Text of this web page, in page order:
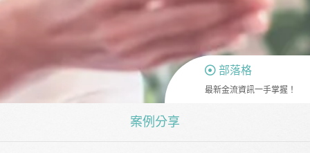
部落格
最新金流資訊一手掌握！
案例分享